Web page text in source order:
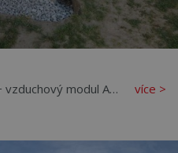
ECOFOREST C2 T 1-9kW EH + vzduchový modul AU12
více >